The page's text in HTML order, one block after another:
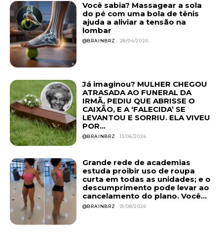
Você sabia? Massagear a sola
do pé com uma bola de tênis
ajuda a aliviar a tensão na
lombar
@BRAINBRZ 28/04/2026
Já imaginou? MULHER CHEGOU
ATRASADA AO FUNERAL DA
IRMÃ, PEDIU QUE ABRISSE O
CAIXÃO, E A ‘FALECIDA’ SE
LEVANTOU E SORRIU. ELA VIVEU
POR...
@BRAINBRZ 13/06/2026
Grande rede de academias
estuda proibir uso de roupa
curta em todas as unidades; e o
descumprimento pode levar ao
cancelamento do plano. Você...
@BRAINBRZ 01/08/2026